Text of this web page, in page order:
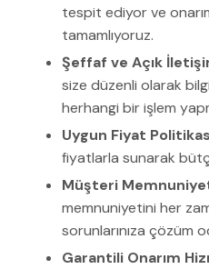
tespit ediyor ve
tamamlıyoruz.
Şeffaf ve Açık
size düzenli olarak
herhangi bir işlem
Uygun Fiyat
fiyatlarla sunarak
Müşteri
memnuniyetini her
sorunlarınıza çözüm
Garantili Onarım